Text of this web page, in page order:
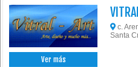
Ver más
c.
Santa